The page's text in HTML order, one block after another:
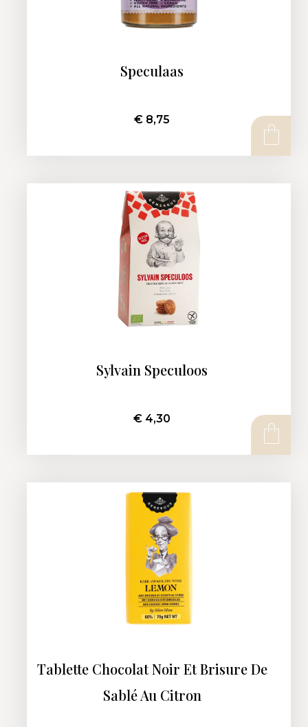
Speculaas
€ 8,75
Sylvain Speculoos
€ 4,30
Tablette Chocolat Noir Et Brisure De
Sablé Au Citron